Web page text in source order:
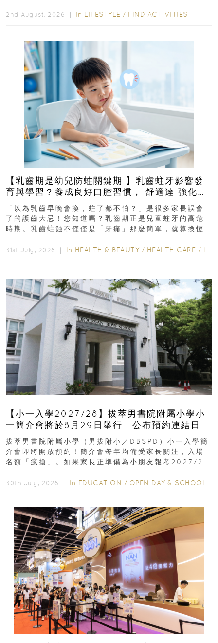
2nd August, 2026 ｜ In LIFESTYLE / FIND ACTIVITIES
【乳齒期是幼兒防蛀關鍵期 】乳齒蛀牙影響發
育與學習？養成良好口腔習慣， 舒適達 強化琺
瑯質 兒童牙膏防護指南
「以為乳齒早晚會換，蛀了都不怕？」是很多家長誤會
了的護齒大忌！您知道嗎？乳齒期正是兒童蛀牙的高危
時期。乳齒蛀蝕不僅僅是「牙痛」那麼簡單，就算換恆
31st July, 2026 ｜ In HEALTH & BEAUTY / HEALTH CARE / LIFESTYLE
【小一入學2027/28】拔萃男書院附屬小學小
一簡介會將於8月29日舉行｜公布預約連結日期
｜更設有網上重溫
拔萃男書院附屬小學（男拔附小／DBSPD）小一入學簡
介會即將開放預約！簡介會每年均備受家長關注，入場
名額「瘋搶」。如果家長正準備為小朋友報考2027/28
30th July, 2026 ｜ In EDUCATION / OPEN DAY & SCHOOL EVENTS